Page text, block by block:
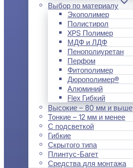
Выбор по материалу
Экополимер
Полистирол
XPS Полимер
МДФ и ЛДФ
Пенополиуретан
Перфом
Фитополимер
Дюрополимер®
Алюминий
Flex Гибкий
Высокие – 80 мм и выше
Тонкие – 12 мм и менее
С подсветкой
Гибкие
Скрытого типа
Плинтус-Багет
Средства для монтажа